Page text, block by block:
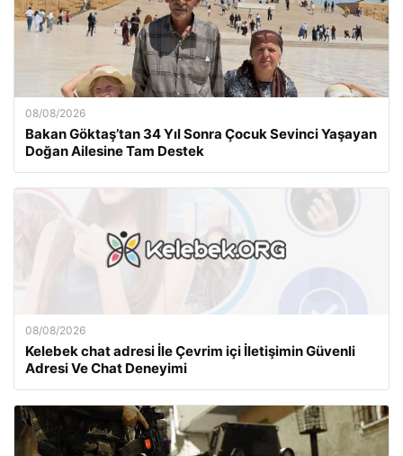
08/08/2026
Bakan Göktaş’tan 34 Yıl Sonra Çocuk Sevinci Yaşayan
Doğan Ailesine Tam Destek
08/08/2026
Kelebek chat adresi İle Çevrim içi İletişimin Güvenli
Adresi Ve Chat Deneyimi